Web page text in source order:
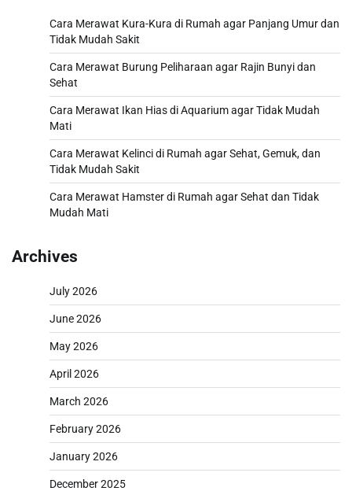
Cara Merawat Kura-Kura di Rumah agar Panjang Umur dan
Tidak Mudah Sakit
Cara Merawat Burung Peliharaan agar Rajin Bunyi dan
Sehat
Cara Merawat Ikan Hias di Aquarium agar Tidak Mudah
Mati
Cara Merawat Kelinci di Rumah agar Sehat, Gemuk, dan
Tidak Mudah Sakit
Cara Merawat Hamster di Rumah agar Sehat dan Tidak
Mudah Mati
Archives
July 2026
June 2026
May 2026
April 2026
March 2026
February 2026
January 2026
December 2025